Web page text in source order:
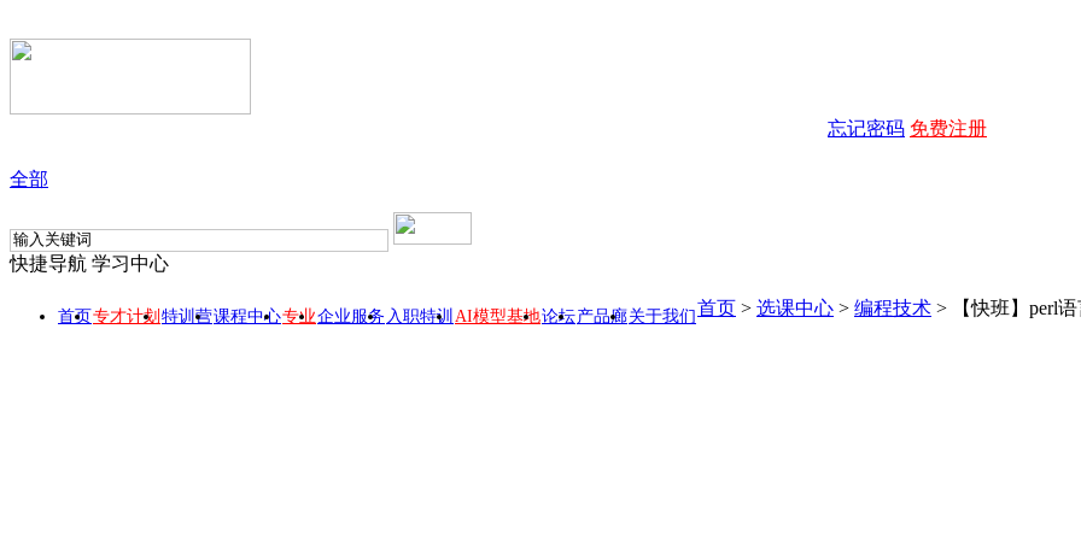
忘记密码 免费注册
全部
快捷导航 学习中心
首页专才计划 特训营课程中心专业企业服务 入职特训 AI模型基地论坛产品廊关于我们首页 > 选课中心 > 编程技术 > 【快班】perl